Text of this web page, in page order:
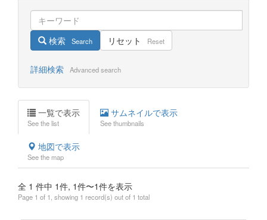
検索 Search リセット Reset
詳細検索 Advanced search
一覧で表示
See the list
サムネイルで表示
See thumbnails
地図で表示
See the map
全 1 件中 1件, 1件〜1件を表示
Page 1 of 1, showing 1 record(s) out of 1 total